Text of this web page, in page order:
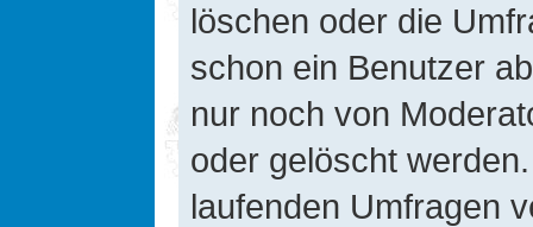
löschen oder die
schon ein Benutzer
nur noch von
oder gelöscht
laufenden Umfragen